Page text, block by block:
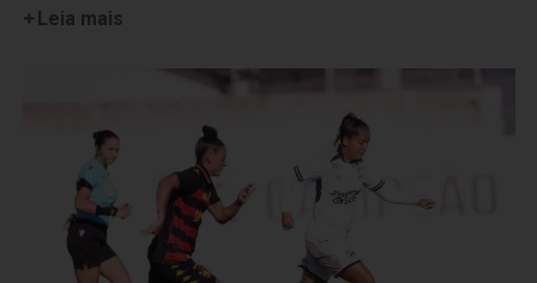
Leia mais